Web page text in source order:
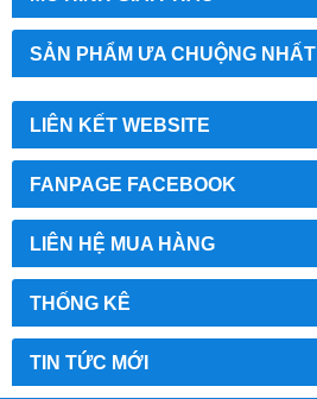
SẢN PHẨM ƯA CHUỘNG NHẤT
LIÊN KẾT WEBSITE
FANPAGE FACEBOOK
LIÊN HỆ MUA HÀNG
THỐNG KÊ
TIN TỨC MỚI